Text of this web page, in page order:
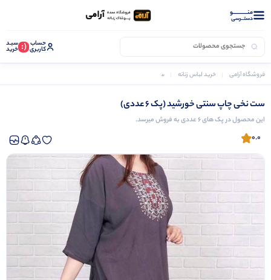
منــــــــــــو
دستــرسی
حساب
کاربری (: سبـد
خرید
فروشگاه آرامی خرید لباس زنانه ست تونیک و شلوار زنانه
ست نخی چاپ سنتی خورشید (پک 6 عددی)
این محصول در پک های 6 عددی به فروش میرسد.
0.0